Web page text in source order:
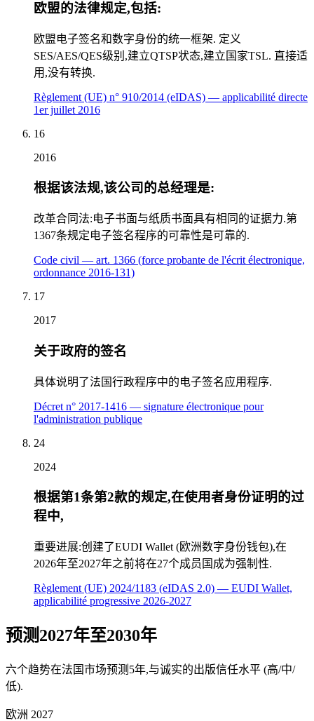
欧盟的法律规定,包括:
欧盟电子签名和数字身份的统一框架. 定义
SES/AES/QES级别,建立QTSP状态,建立国家TSL. 直接适
用,没有转换.
Règlement (UE) n° 910/2014 (eIDAS) — applicabilité directe
1er juillet 2016
16
2016
根据该法规,该公司的总经理是:
改革合同法:电子书面与纸质书面具有相同的证据力.第
1367条规定电子签名程序的可靠性是可靠的.
Code civil — art. 1366 (force probante de l'écrit électronique,
ordonnance 2016-131)
17
2017
关于政府的签名
具体说明了法国行政程序中的电子签名应用程序.
Décret n° 2017-1416 — signature électronique pour
l'administration publique
24
2024
根据第1条第2款的规定,在使用者身份证明的过
程中,
重要进展:创建了EUDI Wallet (欧洲数字身份钱包),在
2026年至2027年之前将在27个成员国成为强制性.
Règlement (UE) 2024/1183 (eIDAS 2.0) — EUDI Wallet,
applicabilité progressive 2026-2027
预测2027年至2030年
六个趋势在法国市场预测5年,与诚实的出版信任水平 (高/中/
低).
欧洲 2027